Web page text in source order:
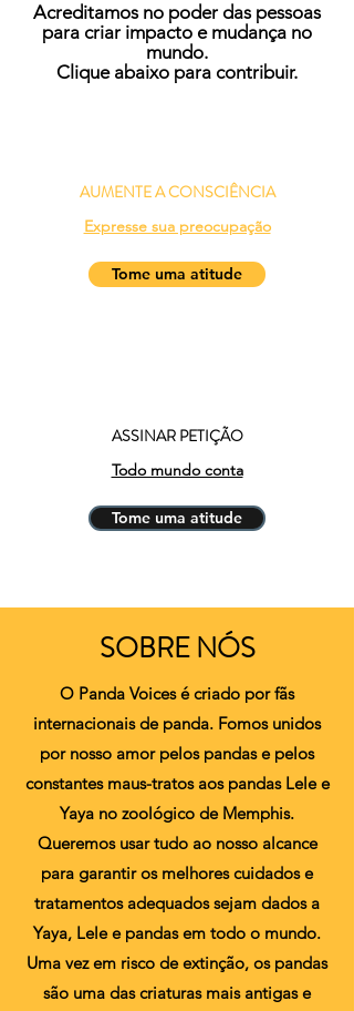
Acreditamos no poder das pessoas
para criar impacto e mudança no
mundo.
Clique abaixo para contribuir.
AUMENTE A CONSCIÊNCIA
Expresse sua preocupação
Tome uma atitude
ASSINAR PETIÇÃO
Todo mundo conta
Tome uma atitude
SOBRE NÓS
O Panda Voices é criado por fãs
internacionais de panda. Fomos unidos
por nosso amor pelos pandas e pelos
constantes maus-tratos aos pandas Lele e
Yaya no zoológico de Memphis.
Queremos usar tudo ao nosso alcance
para garantir os melhores cuidados e
tratamentos adequados sejam dados a
Yaya, Lele e pandas em todo o mundo.
Uma vez em risco de extinção, os pandas
são uma das criaturas mais antigas e